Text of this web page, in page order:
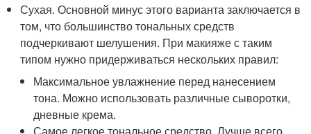
Сухая. Основной минус этого варианта заключается в
том, что большинство тональных средств
подчеркивают шелушения. При макияже с таким
типом нужно придерживаться нескольких правил:
Максимальное увлажнение перед нанесением
тона. Можно использовать различные сыворотки,
дневные крема.